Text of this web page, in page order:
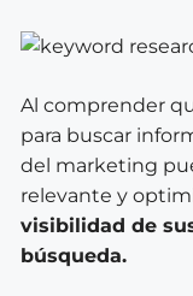
Al comprender
para buscar
del marketing
relevante y
visibilidad de
búsqueda.